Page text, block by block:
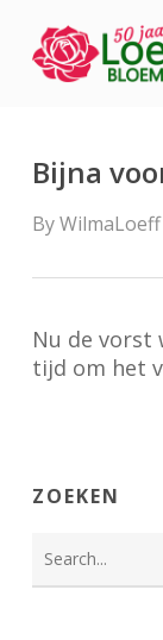
main
Bijna
ByWilmaLoeff
Nu de vorst
tijd om het
ZOEKEN